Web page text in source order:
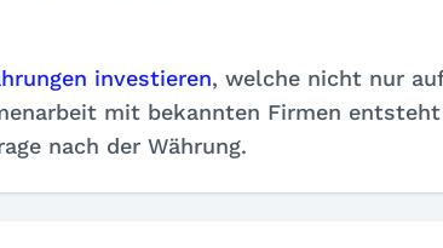
investieren, welche nicht nur auf
mit bekannten Firmen entsteht
nach der Währung.